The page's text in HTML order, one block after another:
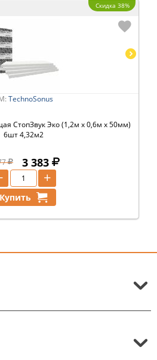
Скидка 38%
TechnoSonus
СтопЗвук Эко (1,2м х 0,6м х 50мм)
6шт 4,32м2
3 383
+
Купить